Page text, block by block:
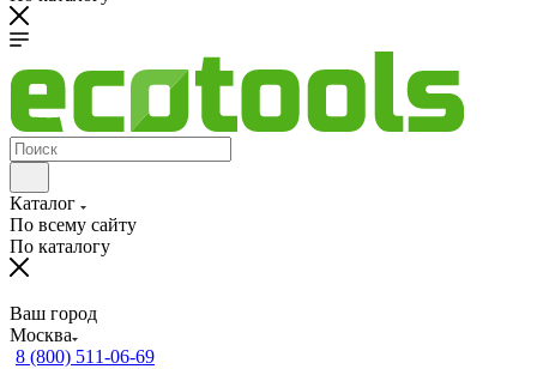
Каталог
По всему сайту
По каталогу
Ваш город
Москва
8 (800) 511-06-69